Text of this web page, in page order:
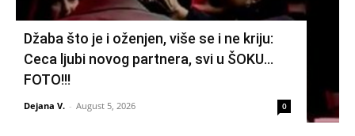
Džaba što je i oženjen, više se i ne kriju:
Ceca ljubi novog partnera, svi u ŠOKU…
FOTO!!!
Dejana V. - August 5, 2026 0